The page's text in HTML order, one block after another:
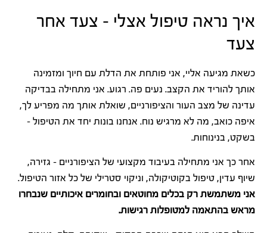
איך נראה טיפול אצלי – צעד אחר
צעד
כשאת מגיעה אליי, אני פותחת את הדלת עם חיוך ומזמינה
אותך להוריד את הקצב. נעים פה. רגוע. אני מתחילה בבדיקה
עדינה של מצב העור והציפורניים, שואלת אותך מה מפריע לך,
איפה כואב, מה לא מרגיש נוח. אנחנו בונות יחד את הטיפול –
בשקט, בנינוחות.
אחר כך אני מתחילה בעיבוד מקצועי של הציפורניים – גזירה,
שיוף עדין, טיפול בקוטיקולה, וניקוי סטרילי של כל אזור הטיפול.
אני משתמשת רק בכלים מחוטאים ובחומרים איכותיים שנבחרו
מראש בהתאמה למטופלות רגישות.